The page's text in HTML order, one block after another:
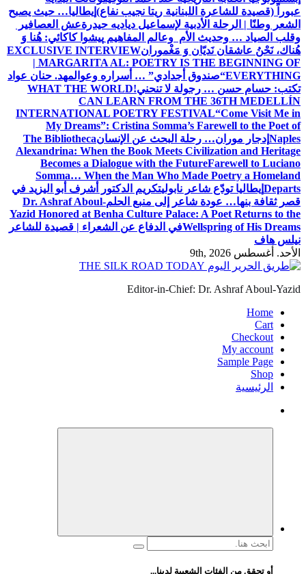
عبوراً (قصيدة للشاعرة اللبنانية ريتا نجيب نفاع) إيطاليا… حيث يصبح
الشعر وطنًا | الرحلة الأدبية لإسماعيل دياديه حيدرةعش العصافير
وقلب الصياد … وحديث الأم وعالم المفاهيم پیشوا کاکائي: هُنا وَ
هُناك، نَحْنُ عاشقان نَديّان وَ مَغْمورانEXCLUSIVE INTERVIEW
| MARGARITA AL: POETRY IS THE BEGINNING OF
EVERYTHING“صندوق أجدادي” … أسراره وعوالمهد. حنان عواد
تكتب: حسام حسن … رجولة لا تنحني!WHAT THE WORLD
CAN LEARN FROM THE 36TH MEDELLÍN
INTERNATIONAL POETRY FESTIVAL“Come Visit Me in
My Dreams”: Cristina Somma’s Farewell to the Poet of
Naples إدجار موران… رحلة البحث عن الإنسانThe Bibliotheca
Alexandrina: When the Book Meets Civilization and Heritage
Becomes a Dialogue with the FutureFarewell to Luciano
Somma… When the Man Who Made Poetry a Homeland
Departs إيطاليا تودّع شاعر نابوليتكريم الدكتور أشرف أبو اليزيد في
قصر ثقافة بنها… عودة شاعر إلى منبع الحلمDr. Ashraf Aboul-
Yazid Honored at Benha Culture Palace: A Poet Returns to the
Wellspring of His Dreamsفي الدفاع عن الشعراء | قصيدة للشاعر
نيلس هاف
الأحد. أغسطس 9th, 2026
Editor-in-Chief: Dr. Ashraf Aboul-Yazid
Home
Cart
Checkout
My account
Sample Page
Shop
الرئيسية
البحث
أو تحقق من الفئات الشعبية لدينا...